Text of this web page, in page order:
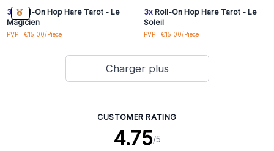
3x Roll-On Hop Hare Tarot - Le
Magicien
PVP : €15.00/Piece
3xRoll-On Hop Hare Tarot - Le
Soleil
PVP : €15.00/Piece
Charger plus
CUSTOMER RATING
4.75/5